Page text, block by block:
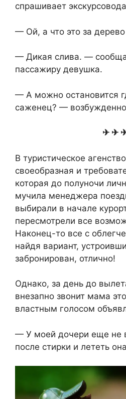
спрашивает
— Ой, а что это за дерево
— Дикая слива. —
пассажиру девушка.
— А можно остановится
саженец? —
✈ ✈
В туристическое
своеобразная и
которая до полуночи
мучила менеджера
выбирали в начале
пересмотрели все
Наконец-то все с
найдя вариант,
забронирован, отлично!
Однако, за день до
внезапно звонит мама
властным голосом
— У моей дочери еще не
после стирки и лететь